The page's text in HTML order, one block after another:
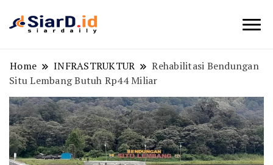
Home INFRASTRUKTUR
Rehabilitasi Bendungan
Situ Lembang Butuh Rp44 Miliar